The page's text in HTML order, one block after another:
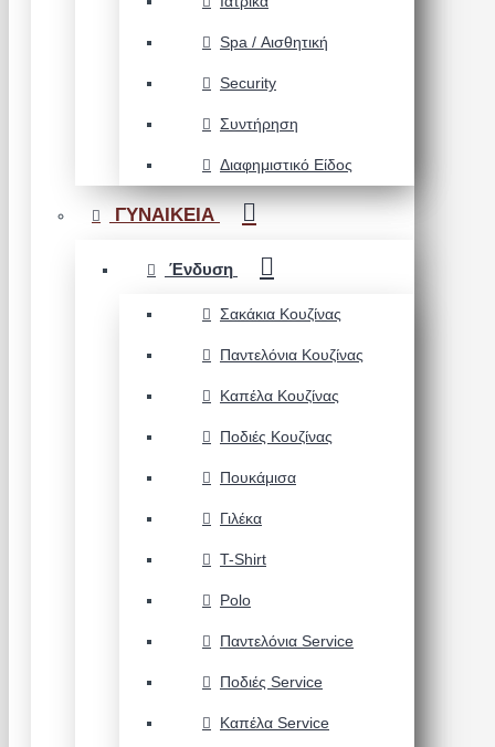
Spa / Αισθητική
Security
Συντήρηση
Διαφημιστικό Είδος
ΓΥΝΑΙΚΕΙΑ
Ένδυση
Σακάκια Κουζίνας
Παντελόνια Κουζίνας
Καπέλα Κουζίνας
Ποδιές Κουζίνας
Πουκάμισα
Γιλέκα
T-Shirt
Polo
Παντελόνια Service
Ποδιές Service
Καπέλα Service